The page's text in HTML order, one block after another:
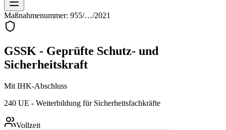
Maßnahmenummer: 955/…/2021
GSSK - Geprüfte Schutz- und
Sicherheitskraft
Mit IHK-Abschluss
240 UE - Weiterbildung für Sicherheitsfachkräfte
Vollzeit